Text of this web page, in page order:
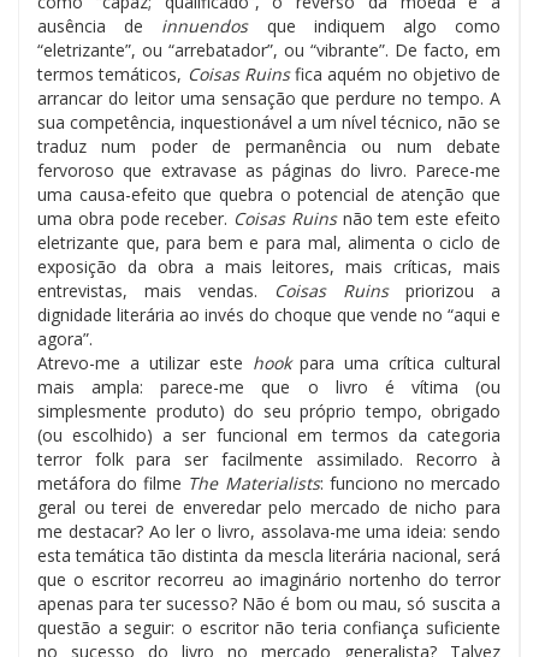
ausência de innuendosque indiquem algo como
“eletrizante”, ou “arrebatador”, ou “vibrante”. De facto, em
termos temáticos, Coisas Ruinsfica aquém no objetivo de
arrancar do leitor uma sensação que perdure no tempo. A
sua competência, inquestionável a um nível técnico, não se
traduz num poder de permanência ou num debate
fervoroso que extravase as páginas do livro. Parece-me
uma causa-efeito que quebra o potencial de atenção que
uma obra pode receber. Coisas Ruinsnão tem este efeito
eletrizante que, para bem e para mal, alimenta o ciclo de
exposição da obra a mais leitores, mais críticas, mais
entrevistas, mais vendas.
Coisas Ruinspriorizou a
dignidade literária ao invés do choque que vende no “aqui e
agora”.
Atrevo-me a utilizar este hookpara uma crítica cultural
mais ampla: parece-me que o livro é vítima (ou
simplesmente produto) do seu próprio tempo, obrigado
(ou escolhido) a ser funcional em termos da categoria
terror folk para ser facilmente assimilado. Recorro à
metáfora do filme The Materialists: funciono no mercado
geral ou terei de enveredar pelo mercado de nicho para
me destacar? Ao ler o livro, assolava-me uma ideia: sendo
esta temática tão distinta da mescla literária nacional, será
que o escritor recorreu ao imaginário nortenho do terror
apenas para ter sucesso? Não é bom ou mau, só suscita a
questão a seguir: o escritor não teria confiança suficiente
no sucesso do livro no mercado generalista? Talvez